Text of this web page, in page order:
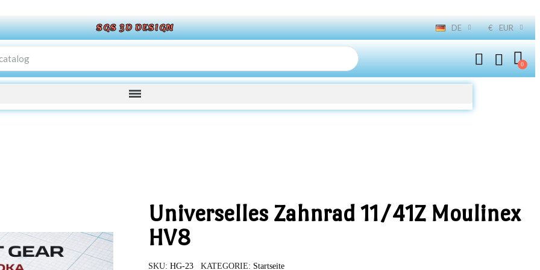
SGS 3D DESIGN DE € EUR
Universelles Zahnrad 11/41Z Moulinex
HV8
SKU HG-23 KATEGORIE Startseite